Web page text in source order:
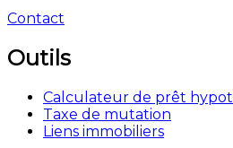
Contact
Outils
Calculateur de prêt
Taxe de mutation
Liens immobiliers